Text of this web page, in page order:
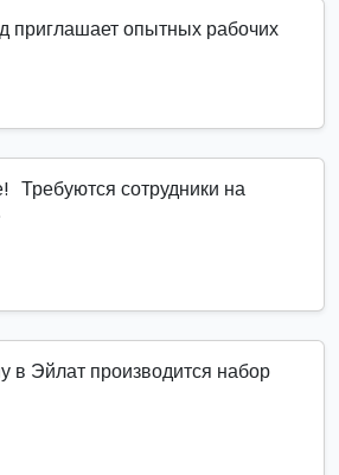
приглашает опытных рабочих
Требуются сотрудники на
в Эйлат производится набор